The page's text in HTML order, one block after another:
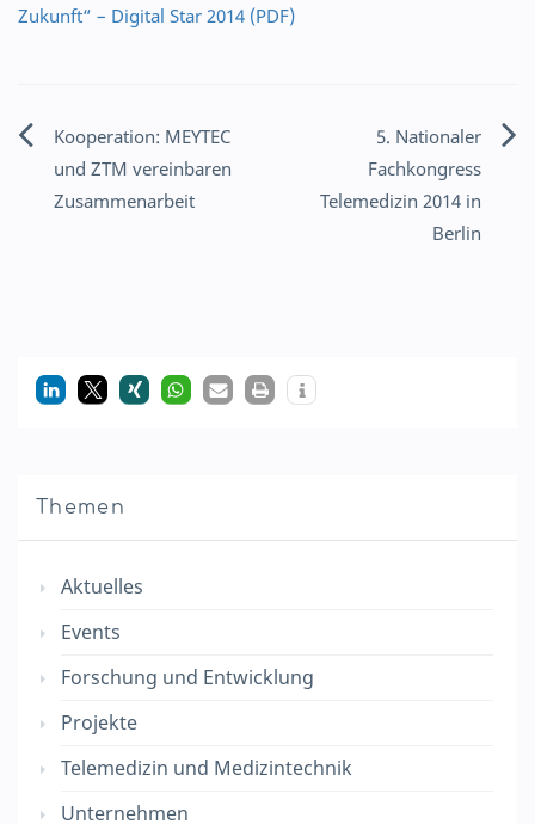
Zukunft“ – Digital Star 2014 (PDF)
Beitragsnavigation
Kooperation: MEYTEC
und ZTM vereinbaren
Zusammenarbeit
5. Nationaler
Fachkongress
Telemedizin 2014 in
Berlin
Themen
Aktuelles
Events
Forschung und Entwicklung
Projekte
Telemedizin und Medizintechnik
Unternehmen